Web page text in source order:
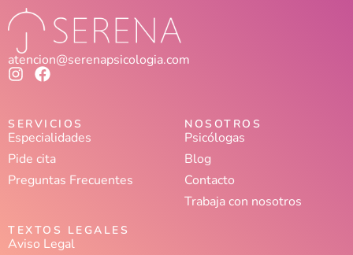
atencion@serenapsicologia.com
SERVICIOS
Especialidades
Pide cita
Preguntas Frecuentes
NOSOTROS
Psicólogas
Blog
Contacto
Trabaja con nosotros
TEXTOS LEGALES
Aviso Legal